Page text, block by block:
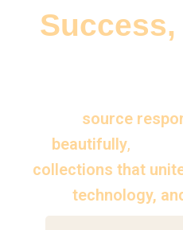
source
beautifully,
collections that
technology,